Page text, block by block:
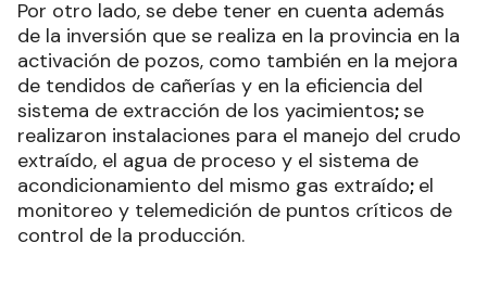
Por otro lado, se debe tener en cuenta además
de la inversión que se realiza en la provincia en la
activación de pozos, como también en la mejora
de tendidos de cañerías y en la eficiencia del
sistema de extracción de los yacimientos;se
realizaron instalaciones para el manejo del crudo
extraído, el agua de proceso y el sistema de
acondicionamiento del mismo gas extraído; el
monitoreo y telemedición de puntos críticos de
control de la producción.